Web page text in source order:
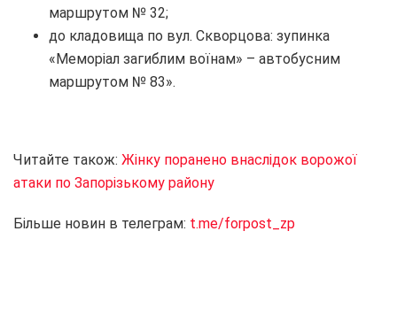
маршрутом № 32;
до кладовища по вул. Скворцова: зупинка
«Меморіал загиблим воїнам» – автобусним
маршрутом № 83».
Читайте також: Жінку поранено внаслідок ворожої
атаки по Запорізькому району
Більше новин в телеграм: t.me/forpost_zp